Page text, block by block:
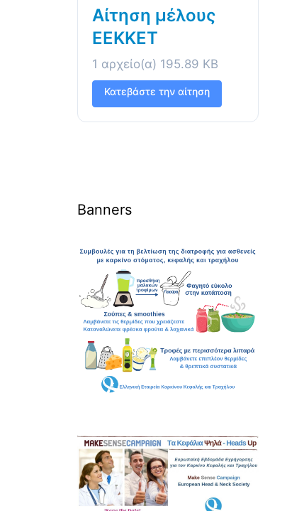
Αίτηση μέλους
ΕΕΚΚΕΤ
1 αρχείο(α) 195.89 KB
Κατεβάστε την αίτηση
Banners